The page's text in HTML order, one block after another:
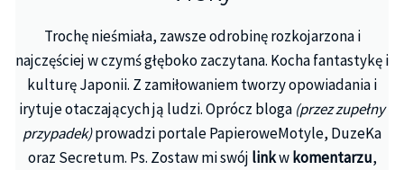
Trochę nieśmiała, zawsze odrobinę rozkojarzona i
najczęściej w czymś głęboko zaczytana. Kocha fantastykę i
kulturę Japonii. Z zamiłowaniem tworzy opowiadania i
irytuje otaczających ją ludzi. Oprócz bloga (przez zupełny
przypadek)prowadzi portale PapieroweMotyle, DuzeKa
oraz Secretum. Ps. Zostaw mi swój linkwkomentarzu,